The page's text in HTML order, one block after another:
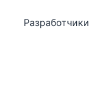
Разработчики